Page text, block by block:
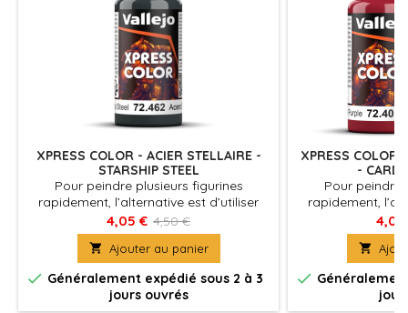
XPRESS COLOR - ACIER STELLAIRE -
STARSHIP STEEL
Pour peindre plusieurs figurines
rapidement, l’alternative est d’utiliser
Xpress Color, des couleurs mates avec
une formulation spécifique qui
permettent de peindre des figurines
facilement et rapidement
4,05 € 4,50 €
 Ajouter au panier
 Généralement expédié sous 2 à 3
jours ouvrés
XPRESS COLOR
-
Pour peindre
rapidement,
Xpress Color,
une
permettent de
4,05

